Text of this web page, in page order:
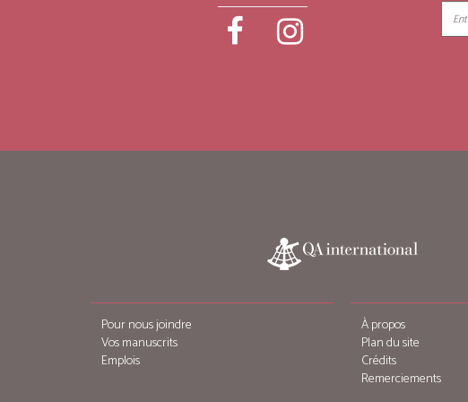
Pour nous joindre
Vos manuscrits
Emplois
À propos
Plan du site
Crédits
Remerciements